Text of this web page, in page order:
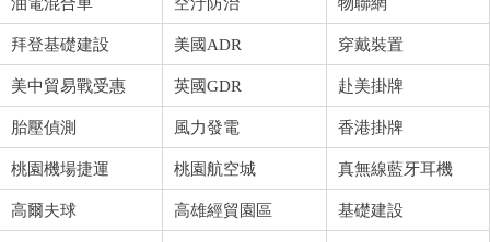
拜登基礎建設 美國ADR 穿戴裝置
美中貿易戰受惠 英國GDR 赴美掛牌
胎壓偵測 風力發電 香港掛牌
桃園機場捷運 桃園航空城 真無線藍牙耳機
高爾夫球 高雄經貿園區 基礎建設